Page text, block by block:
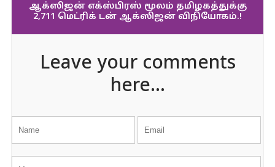
ஆக்ஸிஜன் எக்ஸ்பிரஸ் மூலம் தமிழகத்துக்கு
2,711 மெட்ரிக் டன் ஆக்ஸிஜன் விநியோகம்.!
Leave your comments
here...